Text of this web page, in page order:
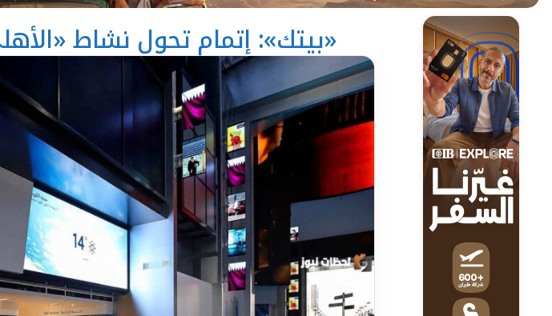
«بيتك»: إتمام تحول نشاط